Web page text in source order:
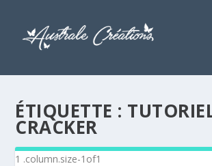
ÉTIQUETTE :
CRACKER